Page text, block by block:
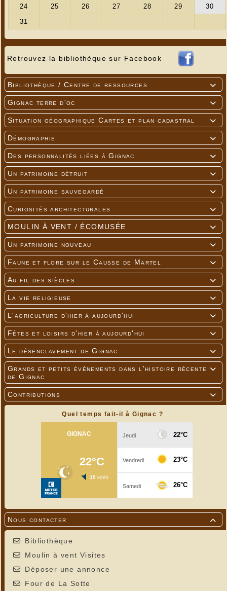
Retrouvez la bibliothèque sur Facebook

Bibliothèque / Centre de ressources

Gignac terre d'oc

Situation géographique Cartes et plan cadastral

Démographie

Des personnalités liées à Gignac

Un patrimoine détruit

Un patrimoine sauvegardé

Curiosités architecturales

MOULIN À VENT / ÉCOMUSÉE

Un patrimoine nouveau

Faune et flore sur le Causse de Martel

Au fil des siècles

La vie religieuse

L'agriculture d'hier à aujourd'hui

Fêtes et loisirs d'hier à aujourd'hui

Le désenclavement de Gignac

Grands et petits événements dans l'histoire récente
de Gignac

Contributions
Quel temps fait-il à Gignac ?

Nous contacter
Bibliothèque
Moulin à vent Visites
Déposer une annonce
Four de La Sotte